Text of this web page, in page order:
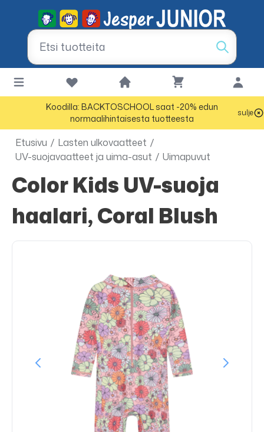
Koodilla: BACKTOSCHOOL saat -20% edun
normaalihintaisesta tuotteesta
sulje
Etusivu / Lasten ulkovaatteet /
UV-suojavaatteet ja uima-asut / Uimapuvut
Color Kids UV-suoja
haalari, Coral Blush